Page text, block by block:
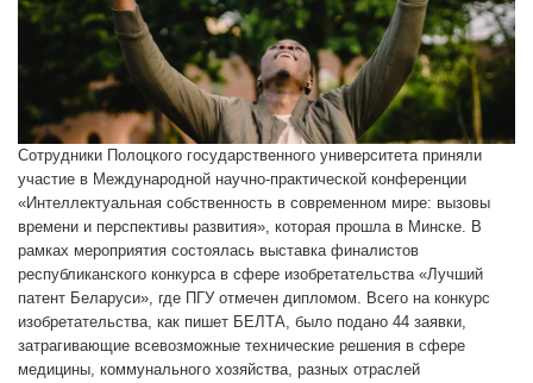
Сотрудники Полоцкого государственного университета приняли
участие в Международной научно-практической конференции
«Интеллектуальная собственность в современном мире: вызовы
времени и перспективы развития», которая прошла в Минске. В
рамках мероприятия состоялась выставка финалистов
республиканского конкурса в сфере изобретательства «Лучший
патент Беларуси», где ПГУ отмечен дипломом. Всего на конкурс
изобретательства, как пишет БЕЛТА, было подано 44 заявки,
затрагивающие всевозможные технические решения в сфере
медицины, коммунального хозяйства, разных отраслей